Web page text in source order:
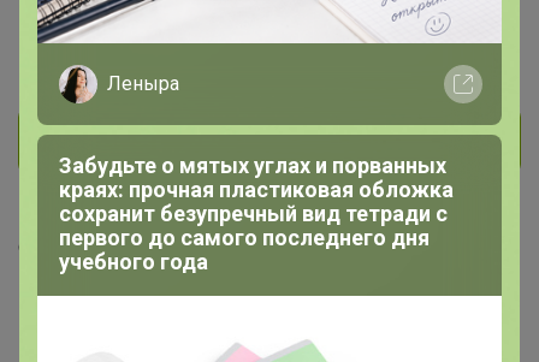
Красноярск
В клубе с 25 октября 2014 г.
Личное сообщение
Скопировать ссылку
Леныра
Забудьте о мятых углах и порванных
краях: прочная пластиковая обложка
сохранит безупречный вид тетради с
первого до самого последнего дня
учебного года